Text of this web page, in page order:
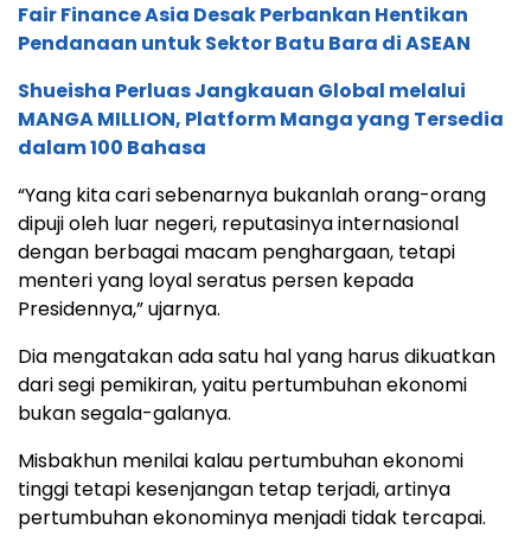
Fair Finance Asia Desak Perbankan Hentikan
Pendanaan untuk Sektor Batu Bara di ASEAN
Shueisha Perluas Jangkauan Global melalui
MANGA MILLION, Platform Manga yang Tersedia
dalam 100 Bahasa
“Yang kita cari sebenarnya bukanlah orang-orang
dipuji oleh luar negeri, reputasinya internasional
dengan berbagai macam penghargaan, tetapi
menteri yang loyal seratus persen kepada
Presidennya,” ujarnya.
Dia mengatakan ada satu hal yang harus dikuatkan
dari segi pemikiran, yaitu pertumbuhan ekonomi
bukan segala-galanya.
Misbakhun menilai kalau pertumbuhan ekonomi
tinggi tetapi kesenjangan tetap terjadi, artinya
pertumbuhan ekonominya menjadi tidak tercapai.